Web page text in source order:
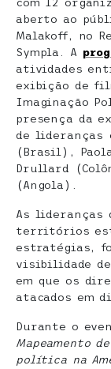
aberto ao
Malakoff, no
Sympla. A
atividades
exibição de
Imaginação
presença da
de lideranças
(Brasil),
Drullard
(Angola).
As lideranças
territórios
estratégias,
visibilidade
em que os
atacados em
Durante o
Mapeamento
política na